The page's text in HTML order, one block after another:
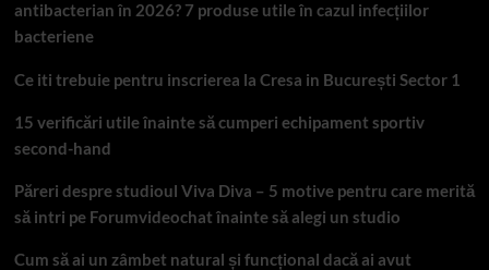
antibacterian în 2026? 7 produse utile în cazul infecțiilor
bacteriene
Ce iti trebuie pentru inscrierea la Cresa in București Sector 1
15 verificări utile înainte să cumperi echipament sportiv
second-hand
Păreri despre studioul Viva Diva – 5 motive pentru care merită
să intri pe Forumvideochat înainte să alegi un studio
Cum să ai un zâmbet natural și funcțional dacă ai avut